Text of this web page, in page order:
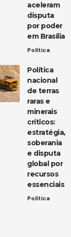
aceleram
disputa
por poder
em Brasília
Política
Política
nacional
de terras
raras e
minerais
críticos:
estratégia,
soberania
e disputa
global por
recursos
essenciais
Política